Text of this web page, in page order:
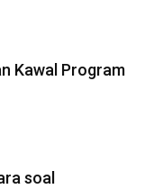
Kawal Program
soal